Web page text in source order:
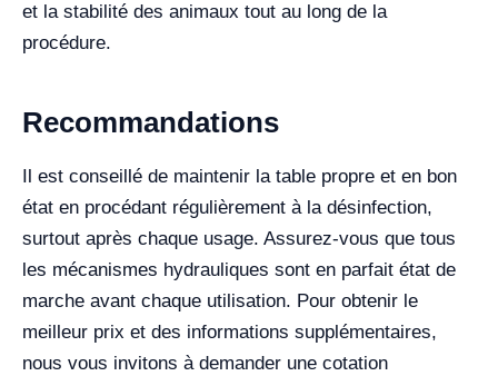
et la stabilité des animaux tout au long de la
procédure.
Recommandations
Il est conseillé de maintenir la table propre et en bon
état en procédant régulièrement à la désinfection,
surtout après chaque usage. Assurez-vous que tous
les mécanismes hydrauliques sont en parfait état de
marche avant chaque utilisation. Pour obtenir le
meilleur prix et des informations supplémentaires,
nous vous invitons à demander une cotation